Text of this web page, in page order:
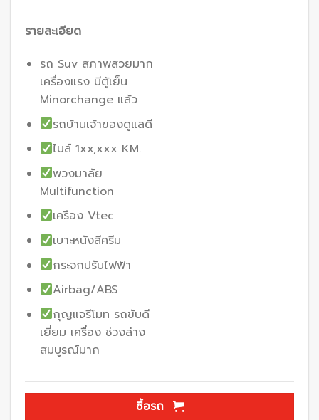
รายละเอียด
รถ Suv สภาพสวยมาก
เครื่องแรง มีตู้เย็น
Minorchange แล้ว
รถบ้านเจ้าของดูแลดี
ไมล์ 1xx,xxx KM.
พวงมาลัย
Multifunction
เครือง Vtec
เบาะหนังสีครีม
กระจกปรับไฟฟ้า
Airbag/ABS
กุญแจรีโมท รถขับดี
เยี่ยม เครื่อง ช่วงล่าง
สมบูรณ์มาก
ซื้อรถ